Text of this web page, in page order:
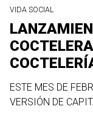
VIDA SOCIAL
ESTE MES DE
VERSIÓN DE